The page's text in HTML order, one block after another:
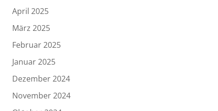
April 2025
März 2025
Februar 2025
Januar 2025
Dezember 2024
November 2024